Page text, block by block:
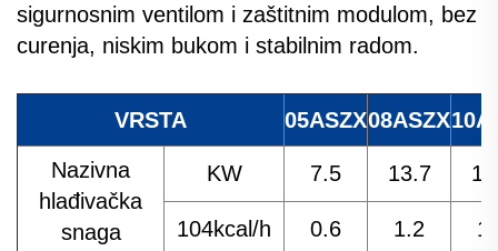
sigurnosnim ventilom i zaštitnim modulom, bez
curenja, niskim bukom i stabilnim radom.
VRSTA 05ASZX08ASZX
Nazivna
hlađivačka
snaga
KW 7.5 13.7
104kcal/h 0.6 1.2